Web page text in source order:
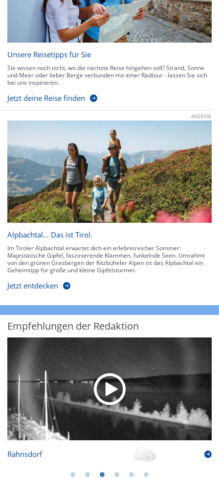
Unsere Reisetipps für Sie
Sie wissen noch nicht, wo die nächste Reise hingehen soll? Strand, Sonne
und Meer oder lieber Berge verbunden mit einer Radtour - lassen Sie sich
bei uns inspirieren.
Jetzt deine Reise finden
ANZEIGE
Alpbachtal… Das ist Tirol.
Im Tiroler Alpbachtal erwartet dich ein erlebnisreicher Sommer:
Majestätische Gipfel, faszinierende Klammen, funkelnde Seen. Umrahmt
von den grünen Grasbergen der Kitzbüheler Alpen ist das Alpbachtal ein
Geheimtipp für große und kleine Gipfelstürmer.
Jetzt entdecken
Empfehlungen der Redaktion
Rahnsdorf